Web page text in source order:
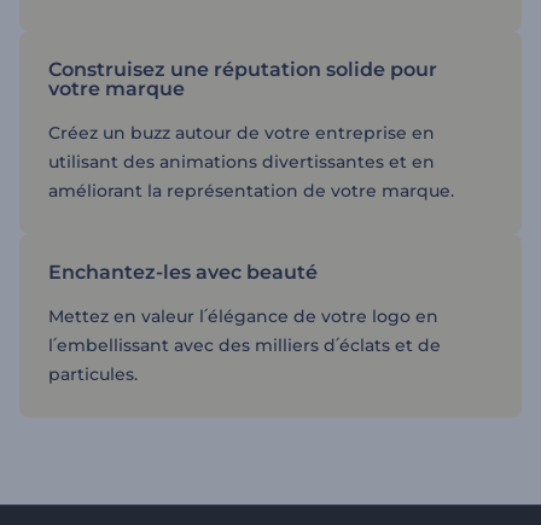
Construisez une réputation solide pour
votre marque
Créez un buzz autour de votre entreprise en
utilisant des animations divertissantes et en
améliorant la représentation de votre marque.
Enchantez-les avec beauté
Mettez en valeur l՛élégance de votre logo en
l՛embellissant avec des milliers d՛éclats et de
particules.